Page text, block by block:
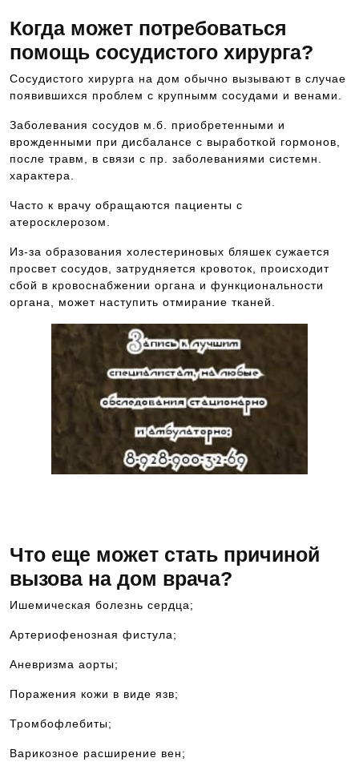
Когда может потребоваться
помощь сосудистого хирурга?
Сосудистого хирурга на дом обычно вызывают в случае
появившихся проблем с крупнымм сосудами и венами.
Заболевания сосудов м.б. приобретенными и
врожденными при дисбалансе с выработкой гормонов,
после травм, в связи с пр. заболеваниями системн.
характера.
Часто к врачу обращаются пациенты с
атеросклерозом.
Из-за образования холестериновых бляшек сужается
просвет сосудов, затрудняется кровоток, происходит
сбой в кровоснабжении органа и функциональности
органа, может наступить отмирание тканей.
Что еще может стать причиной
вызова на дом врача?
Ишемическая болезнь сердца;
Артериофенозная фистула;
Аневризма аорты;
Поражения кожи в виде язв;
Тромбофлебиты;
Варикозное расширение вен;